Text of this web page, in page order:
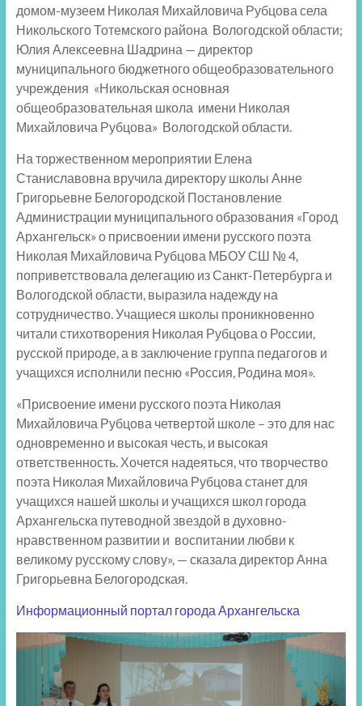
домом-музеем Николая Михайловича Рубцова села
Никольского Тотемского района Вологодской области;
Юлия Алексеевна Шадрина — директор
муниципального бюджетного общеобразовательного
учреждения «Никольская основная
общеобразовательная школа имени Николая
Михайловича Рубцова» Вологодской области.
На торжественном мероприятии Елена
Станиславовна вручила директору школы Анне
Григорьевне Белогородской Постановление
Администрации муниципального образования «Город
Архангельск» о присвоении имени русского поэта
Николая Михайловича Рубцова МБОУ СШ № 4,
поприветствовала делегацию из Санкт-Петербурга и
Вологодской области, выразила надежду на
сотрудничество. Учащиеся школы проникновенно
читали стихотворения Николая Рубцова о России,
русской природе, а в заключение группа педагогов и
учащихся исполнили песню «Россия, Родина моя».
«Присвоение имени русского поэта Николая
Михайловича Рубцова четвертой школе – это для нас
одновременно и высокая честь, и высокая
ответственность. Хочется надеяться, что творчество
поэта Николая Михайловича Рубцова станет для
учащихся нашей школы и учащихся школ города
Архангельска путеводной звездой в духовно-
нравственном развитии и воспитании любви к
великому русскому слову», — сказала директор Анна
Григорьевна Белогородская.
Информационный портал города Архангельска